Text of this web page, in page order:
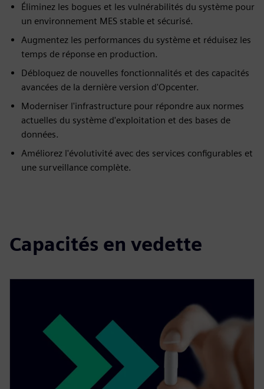
Éliminez les bogues et les vulnérabilités du système pour
un environnement MES stable et sécurisé.
Augmentez les performances du système et réduisez les
temps de réponse en production.
Débloquez de nouvelles fonctionnalités et des capacités
avancées de la dernière version d'Opcenter.
Moderniser l'infrastructure pour répondre aux normes
actuelles du système d'exploitation et des bases de
données.
Améliorez l'évolutivité avec des services configurables et
une surveillance complète.
Capacités en vedette